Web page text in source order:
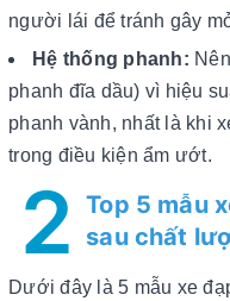
người lái để tránh gây
Hệ thống phanh:
phanh đĩa dầu) vì hiệu
phanh vành, nhất là khi
trong điều kiện ẩm ướt.
2 Top 5 mẫu
sau chất
Dưới đây là 5 mẫu xe